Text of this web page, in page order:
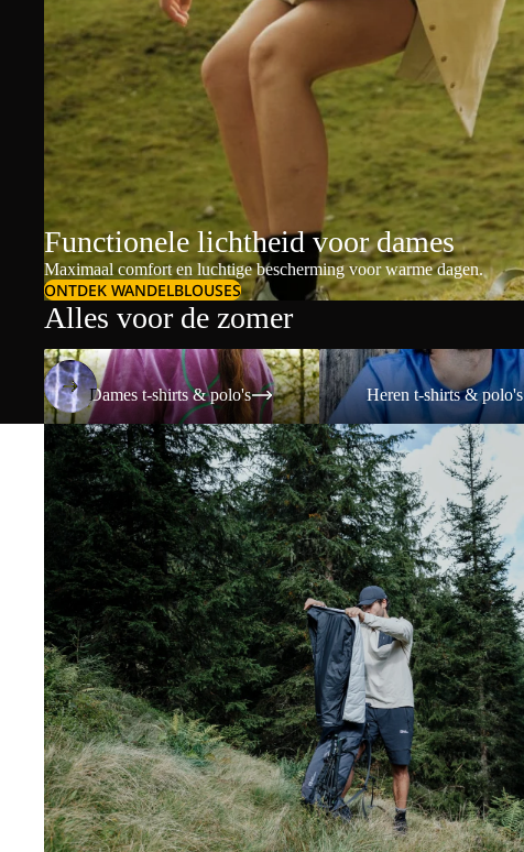
Functionele lichtheid voor dames
Maximaal comfort en luchtige bescherming voor warme dagen.
ONTDEK WANDELBLOUSES
Alles voor de zomer
Dames t-shirts & polo's
Dames t-shirts & polo's
Heren t-shirts & polo's
Heren t-shirts & polo's